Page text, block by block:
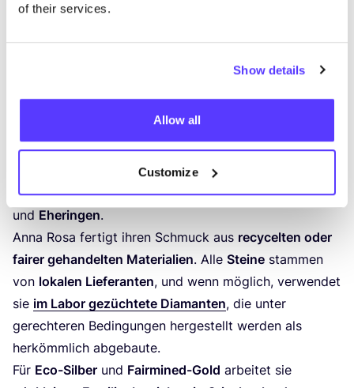
of their services.
Show details
Allow all
Customize
Du liebstmoder­nen, zeit­lo­sen und
ver­ant­wor­tungs­vol­le­ren Schmuck
beiAnna Rosa Moschou­tiinAnt­wer­pengenau rich­tig.
In ihrem Laden fin­dest du eine Aus­wahl
anwun­der­schö­nem Braut­schmuck,Ver­lo­bungs­rin­gen
und Ehe­rin­gen.
Anna Rosa fer­tigt ihren Schmuck aus recy­cel­ten oder
fai­rer gehan­del­ten Mate­ria­li­en. Alle Stei­ne stam­men
von loka­len Lie­fe­ran­ten, und wenn mög­lich, ver­wen­det
sie im Labor gezüch­te­te Dia­man­ten, die unter
gerech­te­ren Bedin­gun­gen her­ge­stellt wer­den als
her­kömm­lich abgebaute.
Für Eco-Sil­ber und Fair­mi­ned-Gold arbei­tet sie